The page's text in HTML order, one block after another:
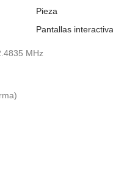
Pieza
Pantallas
MHz